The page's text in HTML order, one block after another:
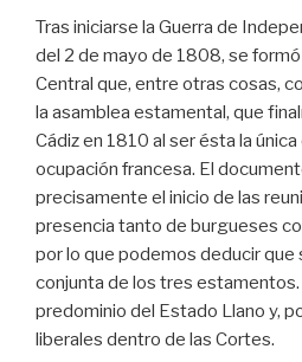
Tras iniciarse la Guerra de
del 2 de mayo de 1808, se formó
Central que, entre otras cosas,
la asamblea estamental, que
Cádiz en 1810 al ser ésta la
ocupación francesa. El
precisamente el inicio de las
presencia tanto de burgueses
por lo que podemos deducir que
conjunta de los tres
predominio del Estado Llano y,
liberales dentro de las Cortes.